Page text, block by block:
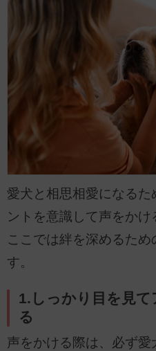
愛犬と相思相愛になるた
ントを意識して声をかけ
ここでは絆を深めるため
す。
1.しっかり目を見
る
声をかける際は、必ず愛